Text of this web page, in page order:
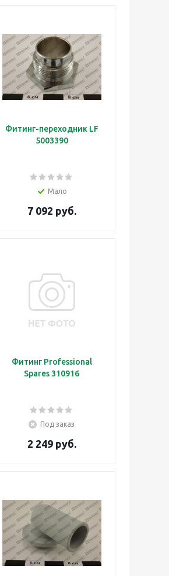
Фитинг-переходник LF
5003390
Мало
7 092 руб.
Фитинг Professional
Spares 310916
Под заказ
2 249 руб.